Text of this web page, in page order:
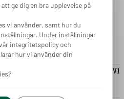
4.50
Laddkabel 5-20m (22kW)
ge dig en bra upplevelse på
vi använder, samt hur du
Under inställningar
integritetspolicy och
hur vi använder din